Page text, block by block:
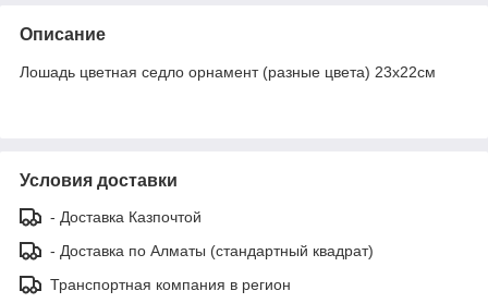
Описание
Лошадь цветная седло орнамент (разные цвета) 23х22см
Условия доставки
- Доставка Казпочтой
- Доставка по Алматы (стандартный квадрат)
Транспортная компания в регион